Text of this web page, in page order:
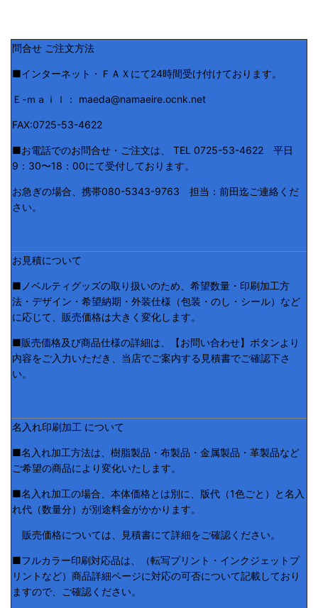
問合せ ご注文方法
■インターネット・ＦＡＸにて24時間受け付けております。
Ｅ-ｍａｉｌ： maeda@namaeire.ocnk.net
FAX:0725-53-4622
■お電話でのお問合せ・ご注文は、 TEL 0725-53-4622 平日
9：30〜18：00にて受付しております。
お急ぎの場合、携帯080-5343-9763 担当：前田迄ご連絡くだ
さい。
お見積について
■ノベルティグッズの取り扱いのため、希望数量・印刷加工方
法・デザイン・希望納期・外装仕様（包装・のし・シール）など
に応じて、販売価格は大きく変化します。
■販売価格及び商品仕様の詳細は、【お問い合わせ】ボタンより
内容をご入力いただき、当店でご案内する見積書でご確認下さ
い。
名入れ印刷加工 について
■名入れ加工方法は、樹脂製品・布製品・金属製品・革製品など
ご希望の商品により変化いたします。
■名入れ加工の場合、本体価格とは別に、版代（1色ごと）と名入
れ代（数量分）が別途料金がかかります。
販売価格については、見積書にて詳細をご確認ください。
■フルカラー印刷対応品は、（転写プリント・インクジェットプ
リントなど）商品詳細ページに対応の可否について記載しており
ますので、ご確認ください。